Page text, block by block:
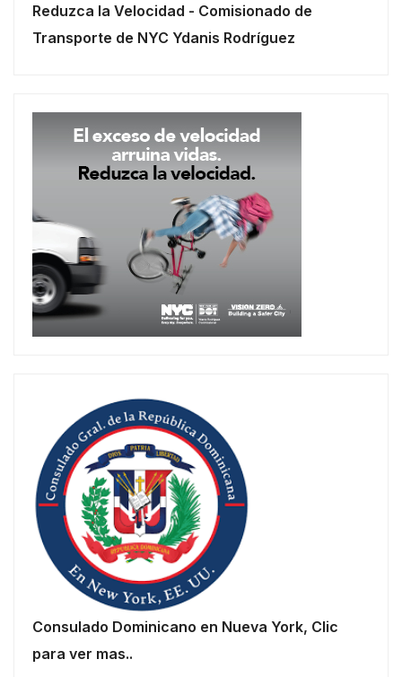
Reduzca la Velocidad - Comisionado de
Transporte de NYC Ydanis Rodríguez
Consulado Dominicano en Nueva York, Clic
para ver mas..